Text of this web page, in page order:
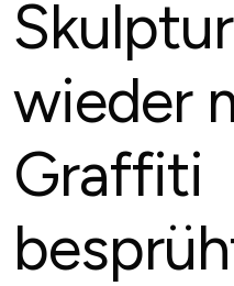
wieder
Graffiti